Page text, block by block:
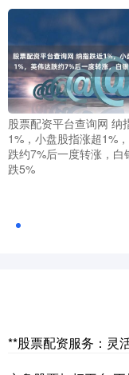
股票配资平台查询网 纳
1%，小盘股指涨超1%
跌约7%后一度转涨，白
跌5%
**股票配资服务：灵